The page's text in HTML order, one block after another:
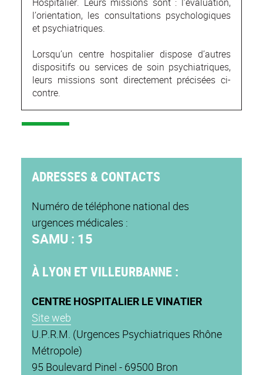
l’orientation, les consultations psychologiques
et psychiatriques.
Lorsqu’un centre hospitalier dispose d’autres
dispositifs ou services de soin psychiatriques,
leurs missions sont directement précisées ci-
contre.
ADRESSES & CONTACTS
Numéro de téléphone national des
urgences médicales :
SAMU : 15
À LYON ET VILLEURBANNE :
CENTRE HOSPITALIER LE VINATIER
Site web
U.P.R.M. (Urgences Psychiatriques Rhône
Métropole)
95 Boulevard Pinel - 69500 Bron